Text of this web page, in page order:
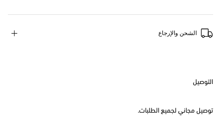
الشحن والإرجاع
التوصيل
توصيل مجاني لجميع الطلبات.